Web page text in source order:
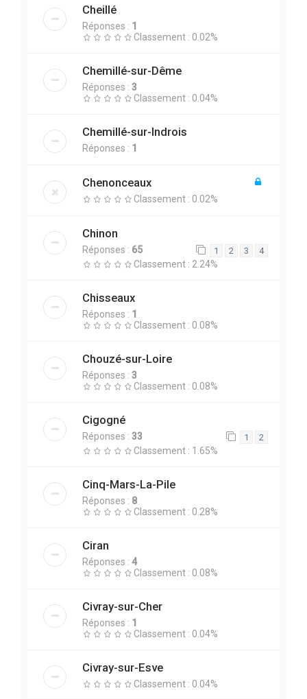
Cheillé
Réponses : 1
Classement : 0.02%
Chemillé-sur-Dême
Réponses : 3
Classement : 0.04%
Chemillé-sur-Indrois
Réponses : 1
Chenonceaux
Classement : 0.02%
Chinon
Réponses : 65 1 2 3 4
Classement : 2.24%
Chisseaux
Réponses : 1
Classement : 0.08%
Chouzé-sur-Loire
Réponses : 3
Classement : 0.08%
Cigogné
Réponses : 33 1 2
Classement : 1.65%
Cinq-Mars-La-Pile
Réponses : 8
Classement : 0.28%
Ciran
Réponses : 4
Classement : 0.08%
Civray-sur-Cher
Réponses : 1
Classement : 0.04%
Civray-sur-Esve
Classement : 0.04%